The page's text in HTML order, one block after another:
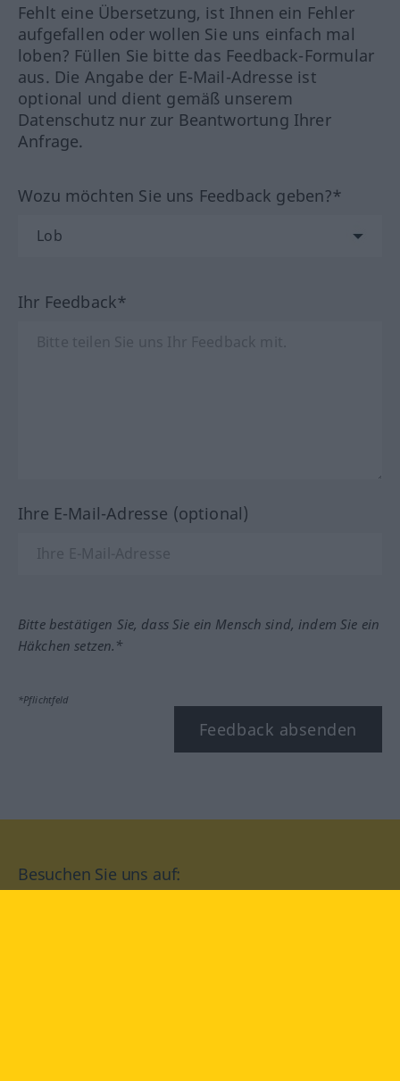
Fehlt eine Übersetzung, ist Ihnen ein Fehler
aufgefallen oder wollen Sie uns einfach mal
loben? Füllen Sie bitte das Feedback-Formular
aus. Die Angabe der E-Mail-Adresse ist
optional und dient gemäß unserem
Datenschutz nur zur Beantwortung Ihrer
Anfrage.
Wozu möchten Sie uns Feedback geben?*
Ihr Feedback*
Ihre E-Mail-Adresse (optional)
Bitte bestätigen Sie, dass Sie ein Mensch sind, indem Sie ein
Häkchen setzen.*
*Pflichtfeld
Feedback absenden
Besuchen Sie uns auf: